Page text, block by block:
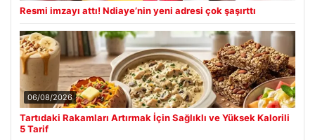
Resmi imzayı attı! Ndiaye’nin yeni adresi çok şaşırttı
06/08/2026
Tartıdaki Rakamları Artırmak İçin Sağlıklı ve Yüksek Kalorili
5 Tarif